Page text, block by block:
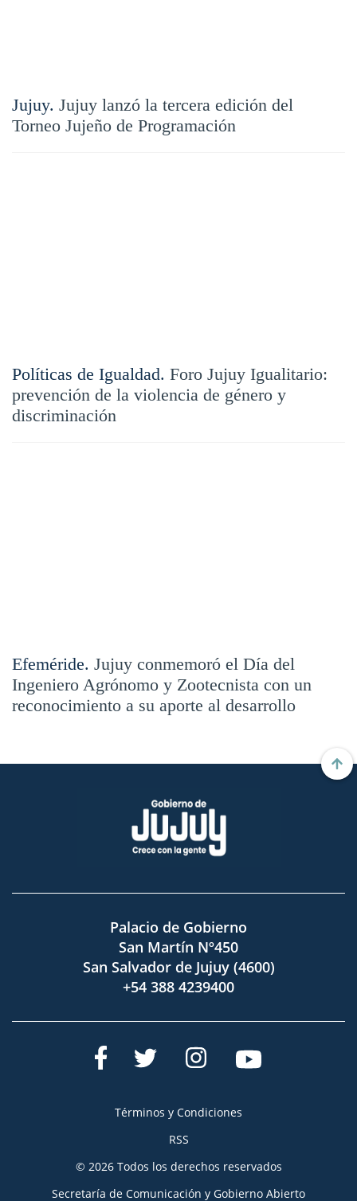
Jujuy. Jujuy lanzó la tercera edición del
Torneo Jujeño de Programación
Políticas de Igualdad. Foro Jujuy Igualitario:
prevención de la violencia de género y
discriminación
Efeméride. Jujuy conmemoró el Día del
Ingeniero Agrónomo y Zootecnista con un
reconocimiento a su aporte al desarrollo
Palacio de Gobierno
San Martín Nº450
San Salvador de Jujuy (4600)
+54 388 4239400
Términos y Condiciones
RSS
© 2026 Todos los derechos reservados
Secretaría de Comunicación y Gobierno Abierto